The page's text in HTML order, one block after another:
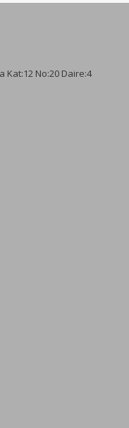
Kat:12 No:20 Daire:4